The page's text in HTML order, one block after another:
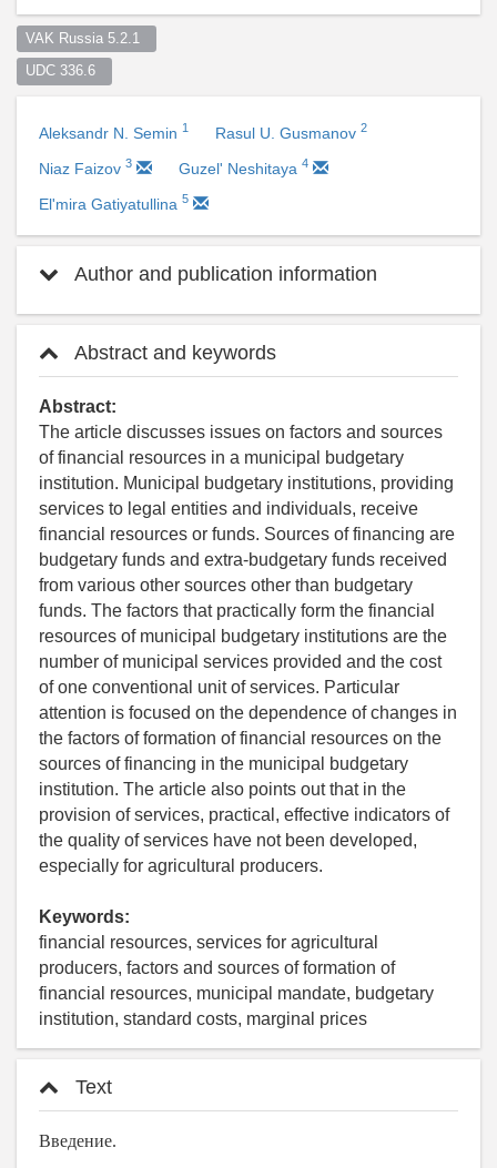
VAK Russia 5.2.1
UDC 336.6
Aleksandr N. Semin 1 Rasul U. Gusmanov 2
Niaz Faizov 3 Guzel' Neshitaya 4
El'mira Gatiyatullina 5
Author and publication information
Abstract and keywords
Abstract:
The article discusses issues on factors and sources
of financial resources in a municipal budgetary
institution. Municipal budgetary institutions, providing
services to legal entities and individuals, receive
financial resources or funds. Sources of financing are
budgetary funds and extra-budgetary funds received
from various other sources other than budgetary
funds. The factors that practically form the financial
resources of municipal budgetary institutions are the
number of municipal services provided and the cost
of one conventional unit of services. Particular
attention is focused on the dependence of changes in
the factors of formation of financial resources on the
sources of financing in the municipal budgetary
institution. The article also points out that in the
provision of services, practical, effective indicators of
the quality of services have not been developed,
especially for agricultural producers.
Keywords:
financial resources, services for agricultural
producers, factors and sources of formation of
financial resources, municipal mandate, budgetary
institution, standard costs, marginal prices
Text
Введение.